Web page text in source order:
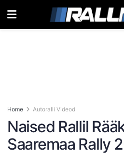
Home Autoralli Videod
Naised Rallil
Saaremaa Rally